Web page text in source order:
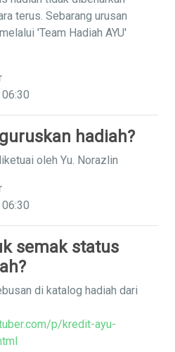
terus. Sebarang urusan
'Team Hadiah AYU'
hadiah?
oleh Yu. Norazlin
semak status
di katalog hadiah dari
p/kredit-ayu-